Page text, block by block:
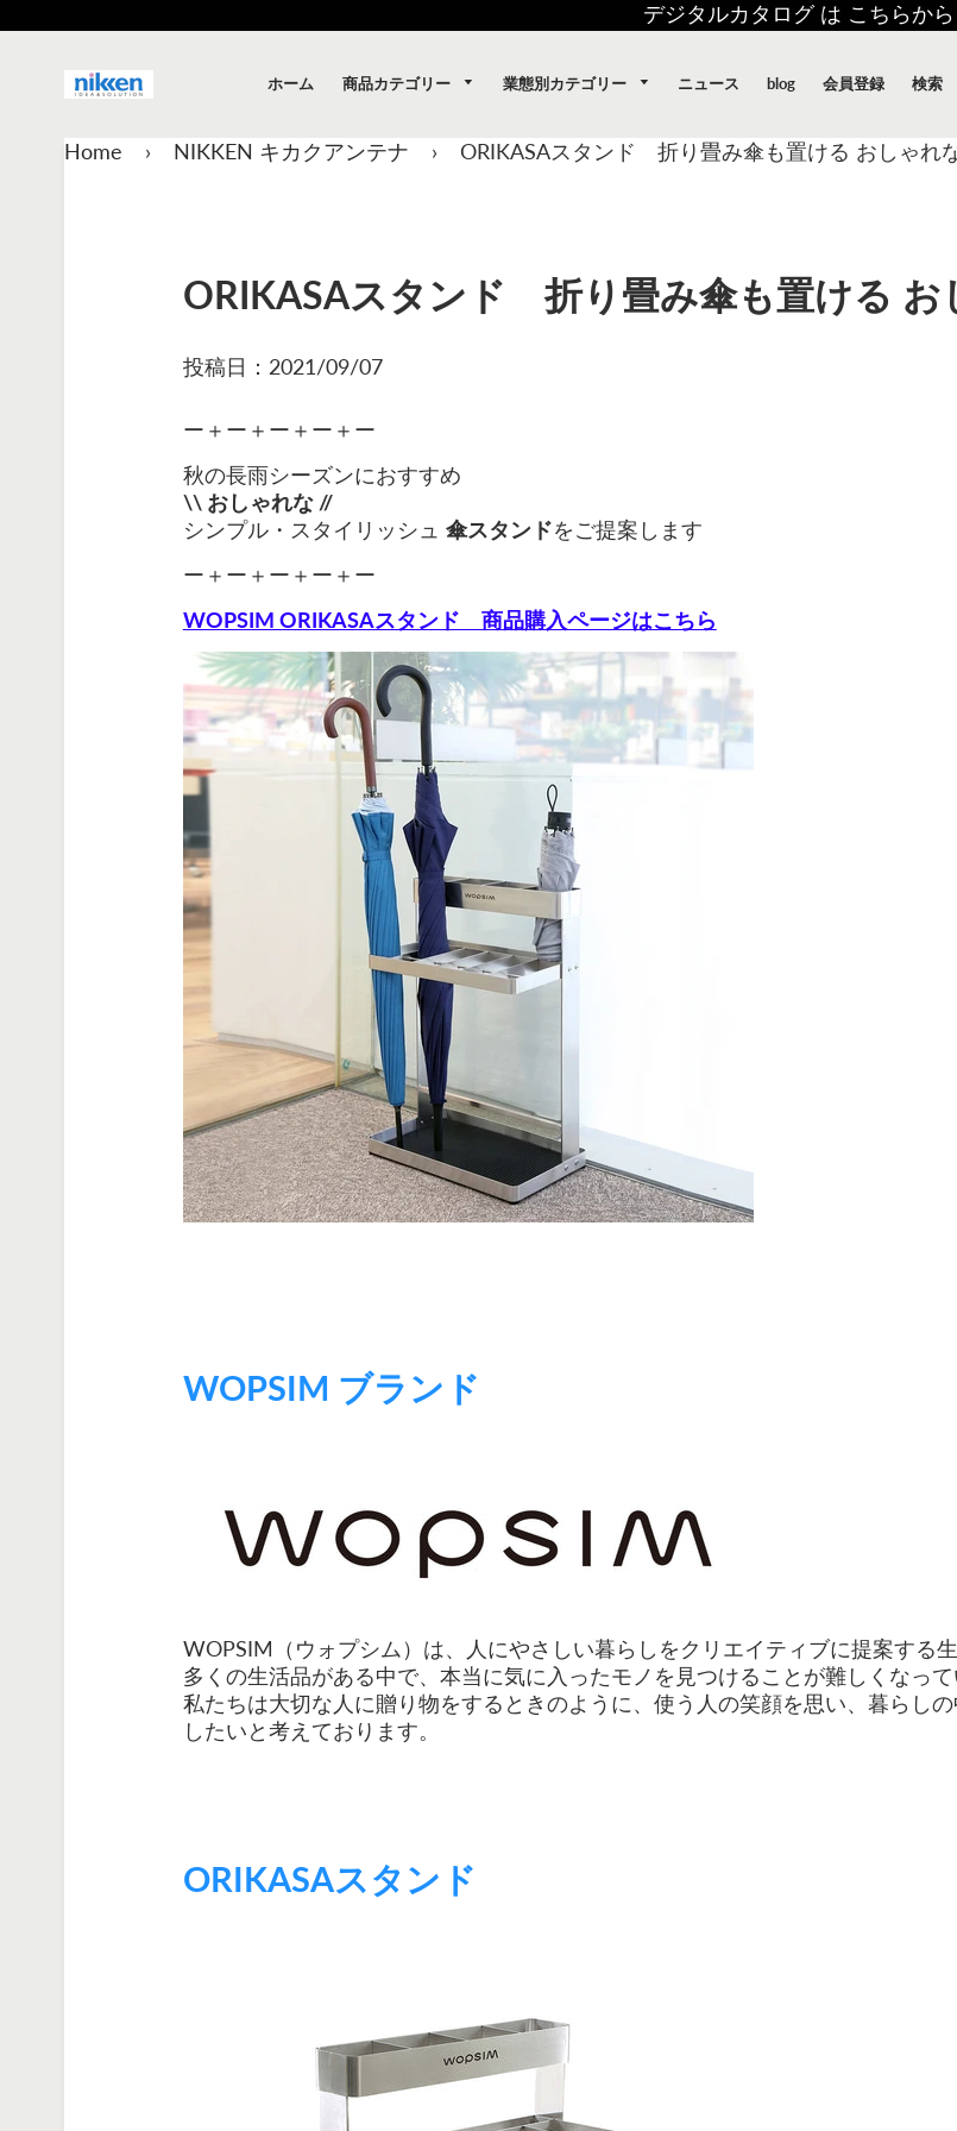
デジタルカタログ は こちらから
ホーム 商品カテゴリー 業態別カテゴリー ニュース blog 会員登録 検索
Home › NIKKEN キカクアンテナ › ORIKASAスタンド 折り畳み傘も置ける おしゃれ
ORIKASAスタンド 折り畳み傘も置ける お
投稿日： 2021/09/07
ー＋ー＋ー＋ー＋ー
秋の長雨シーズンにおすすめ
\\ おしゃれな //
シンプル・スタイリッシュ 傘スタンドをご提案します
ー＋ー＋ー＋ー＋ー
WOPSIM ORIKASAスタンド 商品購入ページはこちら
WOPSIM ブランド
WOPSIM（ウォプシム）は、人にやさしい暮らしをクリエイティブに提案する生
多くの生活品がある中で、本当に気に入ったモノを見つけることが難しくなって
私たちは大切な人に贈り物をするときのように、使う人の笑顔を思い、暮らし
したいと考えております。
ORIKASAスタンド